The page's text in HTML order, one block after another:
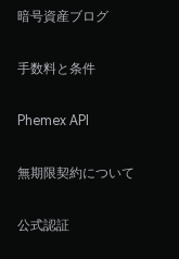
暗号資産ブログ
手数料と条件
Phemex API
無期限契約について
公式認証